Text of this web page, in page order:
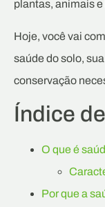
plantas, animais
Hoje, você vai
saúde do solo,
conservação
Índice
O que é
Por que a